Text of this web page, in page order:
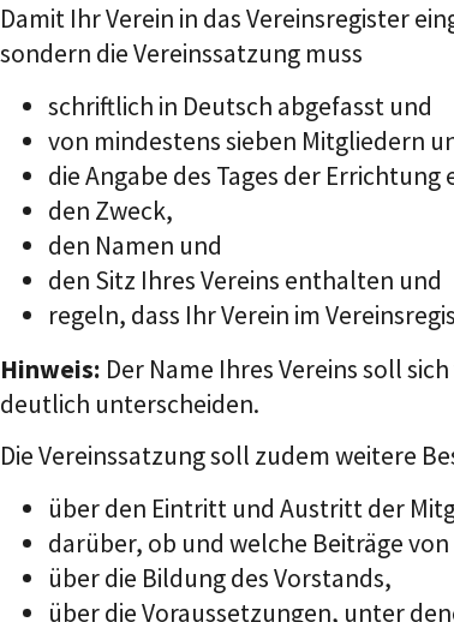
Damit Ihr Verein in das Vereinsregister
sondern die Vereinssatzung muss
schriftlich in Deutsch abgefasst und
von mindestens sieben Mitgliedern
die Angabe des Tages der
den Zweck,
den Namen und
den Sitz Ihres Vereins enthalten und
regeln, dass Ihr Verein im
Hinweis: Der Name Ihres Vereins soll
deutlich unterscheiden.
Die Vereinssatzung soll zudem weitere
über den Eintritt und Austritt der
darüber, ob und welche Beiträge
über die Bildung des Vorstands,
über die Voraussetzungen, unter